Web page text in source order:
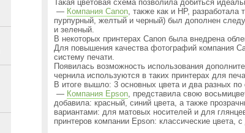
Такая цветовая схема позволила добиться
— Компания Canon, также как и HP,
пурпурный, желтый и черный) был дополнен
и зеленый.
В некоторых принтерах Canon была внедрена
Для повышения качества фотографий компания
систему печати.
Появилась возможность использования
чернила используются в таких принтерах для
В итоге вышло: 3 основных цвета и два разных по
— Компания Epson, представила свою
добавила: красный, синий цвета, а также
вариантами: для матовых носителей и для
принтеров компании Epson: классические цвета,